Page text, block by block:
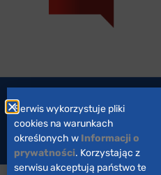
Wszystkie prawa
Serwis wykorzystuje pliki
cookies na warunkach
określonych w Informacji o
prywatności. Korzystając z
serwisu akceptują państwo te